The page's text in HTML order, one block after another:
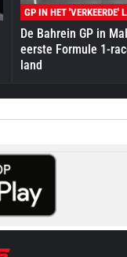
GP IN HET 'VERKEERDE'
De Bahrein GP in
eerste Formule 1-
land